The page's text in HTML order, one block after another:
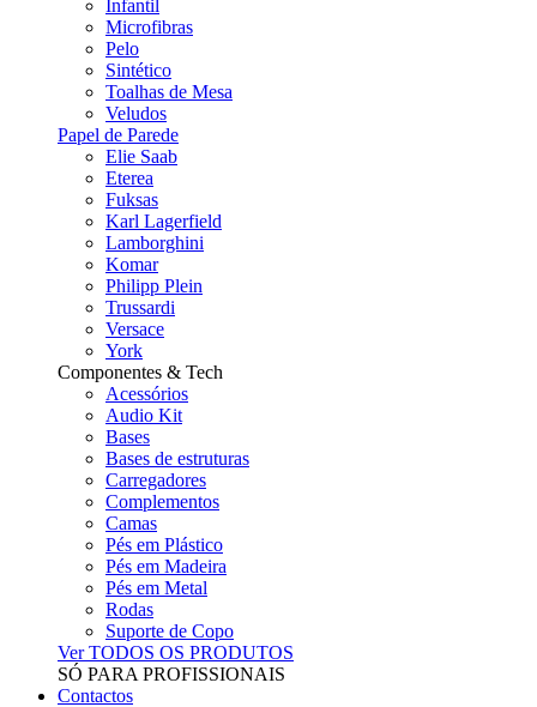
Infantil
Microfibras
Pelo
Sintético
Toalhas de Mesa
Veludos
Papel de Parede
Elie Saab
Eterea
Fuksas
Karl Lagerfield
Lamborghini
Komar
Philipp Plein
Trussardi
Versace
York
Componentes & Tech
Acessórios
Audio Kit
Bases
Bases de estruturas
Carregadores
Complementos
Camas
Pés em Plástico
Pés em Madeira
Pés em Metal
Rodas
Suporte de Copo
Ver TODOS OS PRODUTOS
SÓ PARA PROFISSIONAIS
Contactos